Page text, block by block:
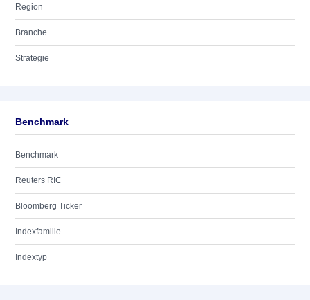
Region
Branche
Strategie
Benchmark
Benchmark
Reuters RIC
Bloomberg Ticker
Indexfamilie
Indextyp